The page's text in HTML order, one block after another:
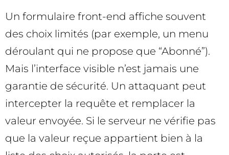
Un formulaire front-end affiche souvent
des choix limités (par exemple, un menu
déroulant qui ne propose que “Abonné”).
Mais l’interface visible n’est jamais une
garantie de sécurité. Un attaquant peut
intercepter la requête et remplacer la
valeur envoyée. Si le serveur ne vérifie pas
que la valeur reçue appartient bien à la